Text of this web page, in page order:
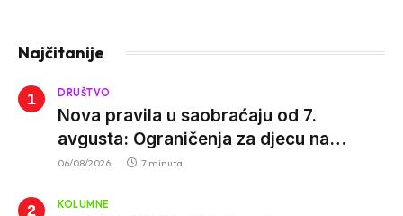
Najčitanije
DRUŠTVO
Nova pravila u saobraćaju od 7.
avgusta: Ograničenja za djecu na
trotinetima i mlade vozače, veće kazne
06/08/2026 7 minuta
KOLUMNE